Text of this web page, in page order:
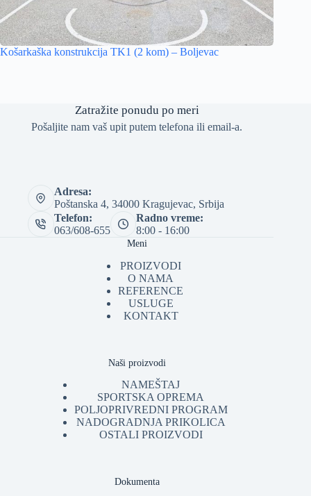
Košarkaška konstrukcija TK1 (2 kom) – Boljevac
Zatražite ponudu po meri
Pošaljite nam vaš upit putem telefona ili email-a.
Adresa:
Poštanska 4, 34000 Kragujevac, Srbija
Telefon:
063/608-655
Radno vreme:
8:00 - 16:00
Meni
PROIZVODI
O NAMA
REFERENCE
USLUGE
KONTAKT
Naši proizvodi
NAMEŠTAJ
SPORTSKA OPREMA
POLJOPRIVREDNI PROGRAM
NADOGRADNJA PRIKOLICA
OSTALI PROIZVODI
Dokumenta